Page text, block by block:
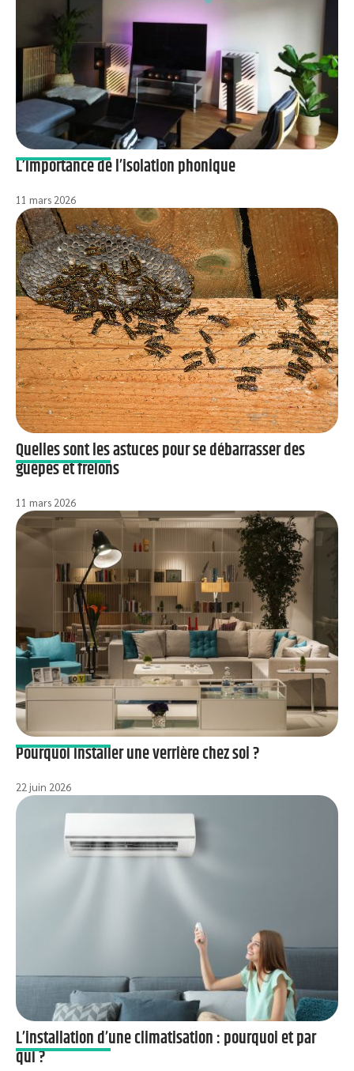
L’importance de l’isolation phonique
11 mars 2026
Quelles sont les astuces pour se débarrasser des
guêpes et frelons
11 mars 2026
Pourquoi installer une verrière chez soi ?
22 juin 2026
L’installation d’une climatisation : pourquoi et par
qui ?